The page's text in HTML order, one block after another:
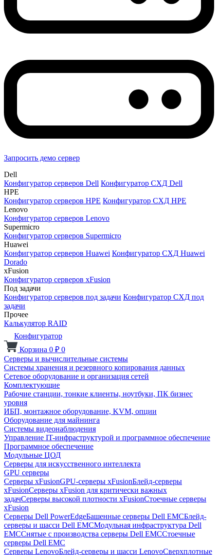
Запросить демо сервер
Dell
Конфигуратор серверов Dell Конфигуратор СХД Dell
HPE
Конфигуратор серверов HPE Конфигуратор СХД HPE
Lenovo
Конфигуратор серверов Lenovo
Supermicro
Конфигуратор серверов Supermicro
Huawei
Конфигуратор серверов Huawei Конфигуратор СХД Huawei
Dorado
xFusion
Конфигуратор серверов xFusion
Под задачи
Конфигуратор серверов под задачи Конфигуратор СХД под
задачи
Прочее
Калькулятор RAID
Конфигуратор
Корзина 0 ₽ 0
Серверы и вычислительные системы
Системы хранения и резервного копирования данных
Сетевое оборудование и организация сетей
Комплектующие
Рабочие станции, тонкие клиенты, ноутбуки, ПК бизнес
уровня
ИБП, монтажное оборудование, KVM, опции
Оборудование для майнинга
Системы видеонаблюдения
Управление IT-инфраструктурой и программное обеспечение
Программное обеспечение
Модульные ЦОД
Серверы для искусственного интеллекта
GPU серверы
Серверы xFusionGPU-серверы xFusionБлейд-серверы
xFusionСерверы xFusion для критически важных
задачСерверы высокой плотности xFusionСтоечные серверы
xFusion
Серверы Dell PowerEdgeБашенные серверы Dell EMCБлейд-
серверы и шасси Dell EMCМодульная инфраструктура Dell
EMCСнятые с производства серверы Dell EMCСтоечные
серверы Dell EMC
Серверы LenovoБлейд-серверы и шасси LenovoСверхплотные